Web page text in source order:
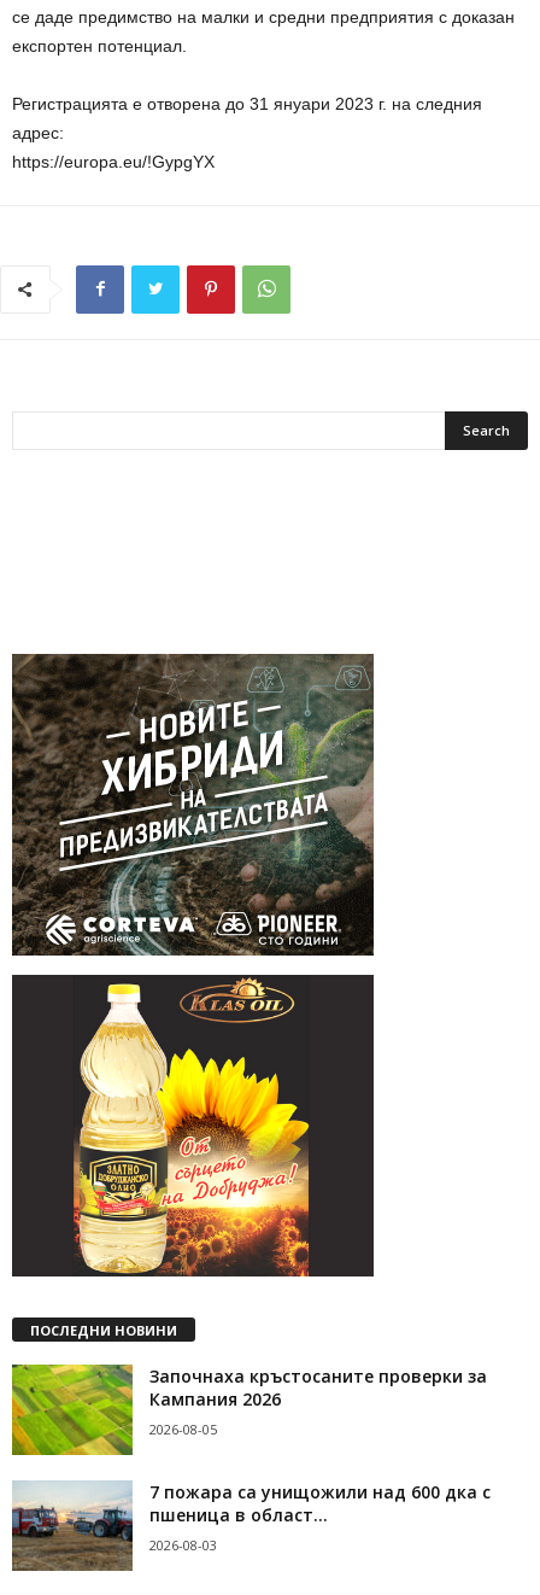
се даде предимство на малки и средни предприятия с доказан
експортен потенциал.
Регистрацията е отворена до 31 януари 2023 г. на следния
адрес:
https://europa.eu/!GypgYX
ПОСЛЕДНИ НОВИНИ
Започнаха кръстосаните проверки за
Кампания 2026
2026-08-05
7 пожара са унищожили над 600 дка с
пшеница в област...
2026-08-03